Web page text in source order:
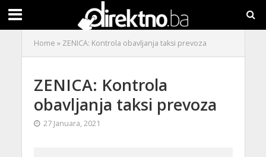
Home » ZENICA: Kontrola obavljanja taksi prevoza
ZENICA: Kontrola
obavljanja taksi prevoza
27 Januara, 2021